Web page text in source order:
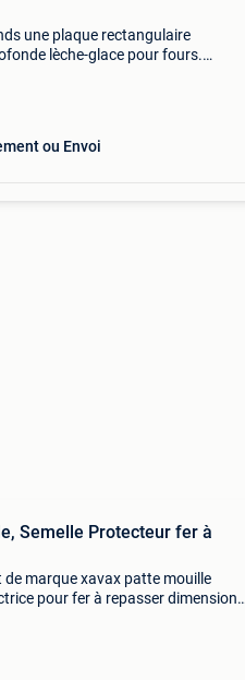
une plaque rectangulaire
lèche-glace pour fours.
ou Envoi
Semelle Protecteur fer à
de marque xavax patte mouille
pour fer à repasser dimensions